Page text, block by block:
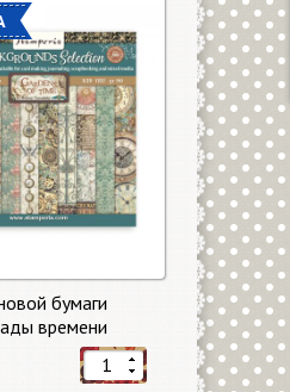
бумаги
времени
Time) 10 листов +